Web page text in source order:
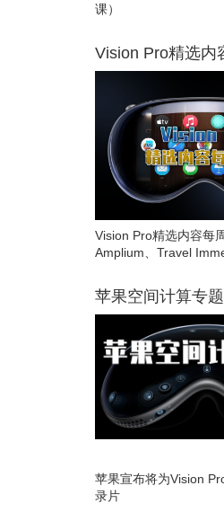
课）
Vision Pro精选内
Vision Pro精选内容每
Amplium、Travel
苹果空间计算专题
苹果宣布将为Vision
录片